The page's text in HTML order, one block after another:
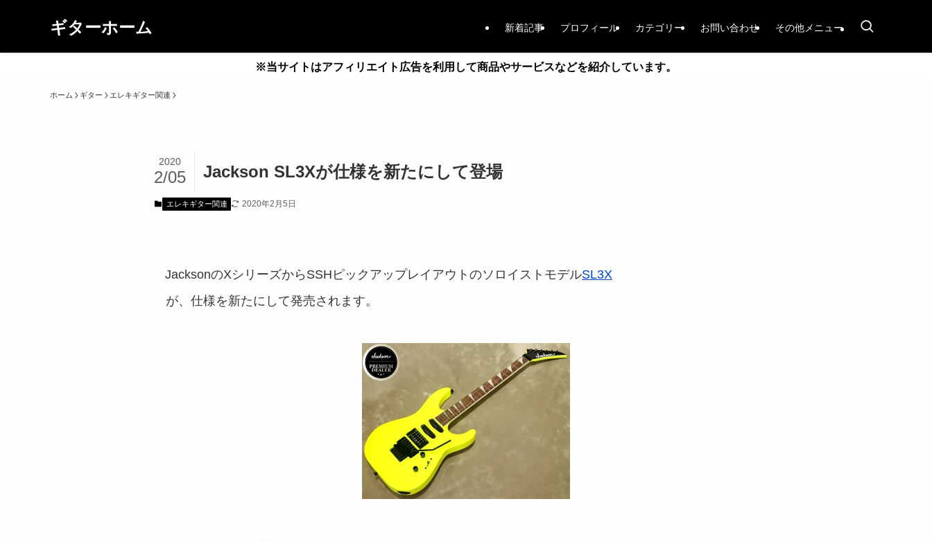
ギターホーム 新着記事 プロフィール カテゴリー お問い合わせ その他メニュー
※当サイトはアフィリエイト広告を利用して商品やサービスなどを紹介しています。
ホーム ギター エレキギター関連
Jackson SL3Xが仕様を新たにして登場
2020
2/05
エレキギター関連 2020年2月5日
JacksonのXシリーズからSSHピックアップレイアウトのソロイストモデルSL3X
が、仕様を新たにして発売されます。